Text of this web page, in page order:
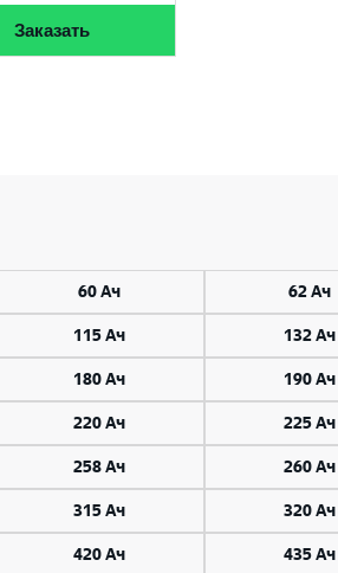
Заказать
60 Ач 62 Ач
115 Ач 132 Ач
180 Ач 190 Ач
220 Ач 225 Ач
258 Ач 260 Ач
315 Ач 320 Ач
420 Ач 435 Ач
Выберите ваш
Великий Новгород
Санкт-